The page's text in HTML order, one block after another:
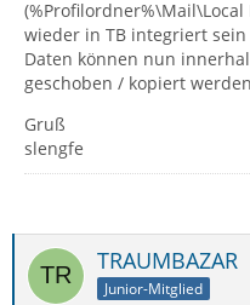
wieder in TB integriert sein
Daten können nun
geschoben / kopiert
Gruß
slengfe
TRAUMBAZAR
Junior-Mitglied